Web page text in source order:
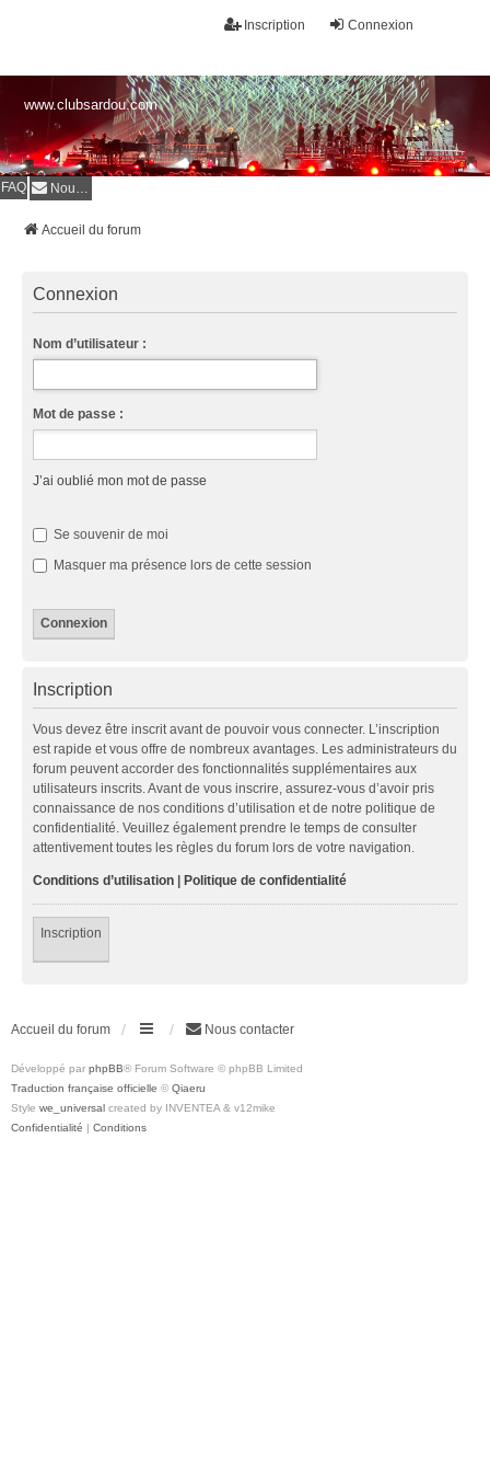
Connexion
Inscription
www.clubsardou.com
FAQ Nous contacter
Accueil du forum
Connexion
Nom d’utilisateur :
Mot de passe :
J’ai oublié mon mot de passe
Se souvenir de moi
Masquer ma présence lors de cette session
Inscription
Vous devez être inscrit avant de pouvoir vous connecter. L’inscription
est rapide et vous offre de nombreux avantages. Les administrateurs du
forum peuvent accorder des fonctionnalités supplémentaires aux
utilisateurs inscrits. Avant de vous inscrire, assurez-vous d’avoir pris
connaissance de nos conditions d’utilisation et de notre politique de
confidentialité. Veuillez également prendre le temps de consulter
attentivement toutes les règles du forum lors de votre navigation.
Conditions d’utilisation | Politique de confidentialité
Inscription
Accueil du forum Nous contacter
Développé par phpBB® Forum Software © phpBB Limited
Traduction française officielle © Qiaeru
Style we_universal created by INVENTEA & v12mike
Confidentialité | Conditions